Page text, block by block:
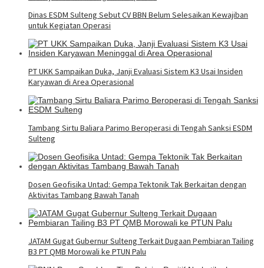
Dinas ESDM Sulteng Sebut CV BBN Belum Selesaikan Kewajiban
untuk Kegiatan Operasi
PT UKK Sampaikan Duka, Janji Evaluasi Sistem K3 Usai Insiden
Karyawan di Area Operasional
Tambang Sirtu Baliara Parimo Beroperasi di Tengah Sanksi ESDM
Sulteng
Dosen Geofisika Untad: Gempa Tektonik Tak Berkaitan dengan
Aktivitas Tambang Bawah Tanah
JATAM Gugat Gubernur Sulteng Terkait Dugaan Pembiaran Tailing
B3 PT QMB Morowali ke PTUN Palu